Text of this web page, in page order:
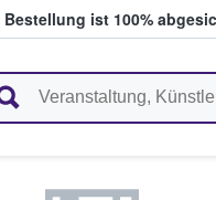
Bestellung ist 100%